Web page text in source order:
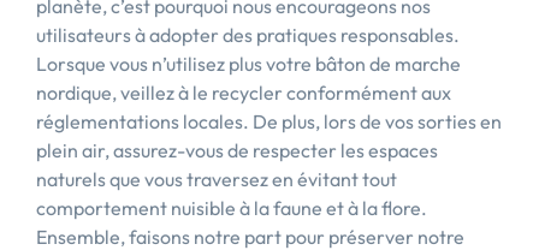
planète, c’est pourquoi nous encourageons nos
utilisateurs à adopter des pratiques responsables.
Lorsque vous n’utilisez plus votre bâton de marche
nordique, veillez à le recycler conformément aux
réglementations locales. De plus, lors de vos sorties en
plein air, assurez-vous de respecter les espaces
naturels que vous traversez en évitant tout
comportement nuisible à la faune et à la flore.
Ensemble, faisons notre part pour préserver notre